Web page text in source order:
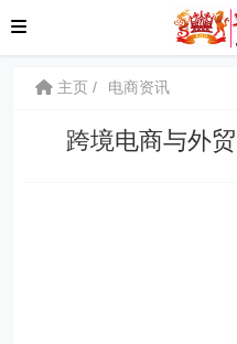
主页 电商资讯
跨境电商与外